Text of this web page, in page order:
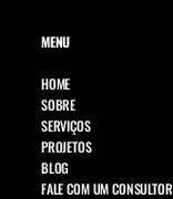
MENU
HOME
SOBRE
SERVIÇOS
PROJETOS
BLOG
FALE COM UM CONSULTOR